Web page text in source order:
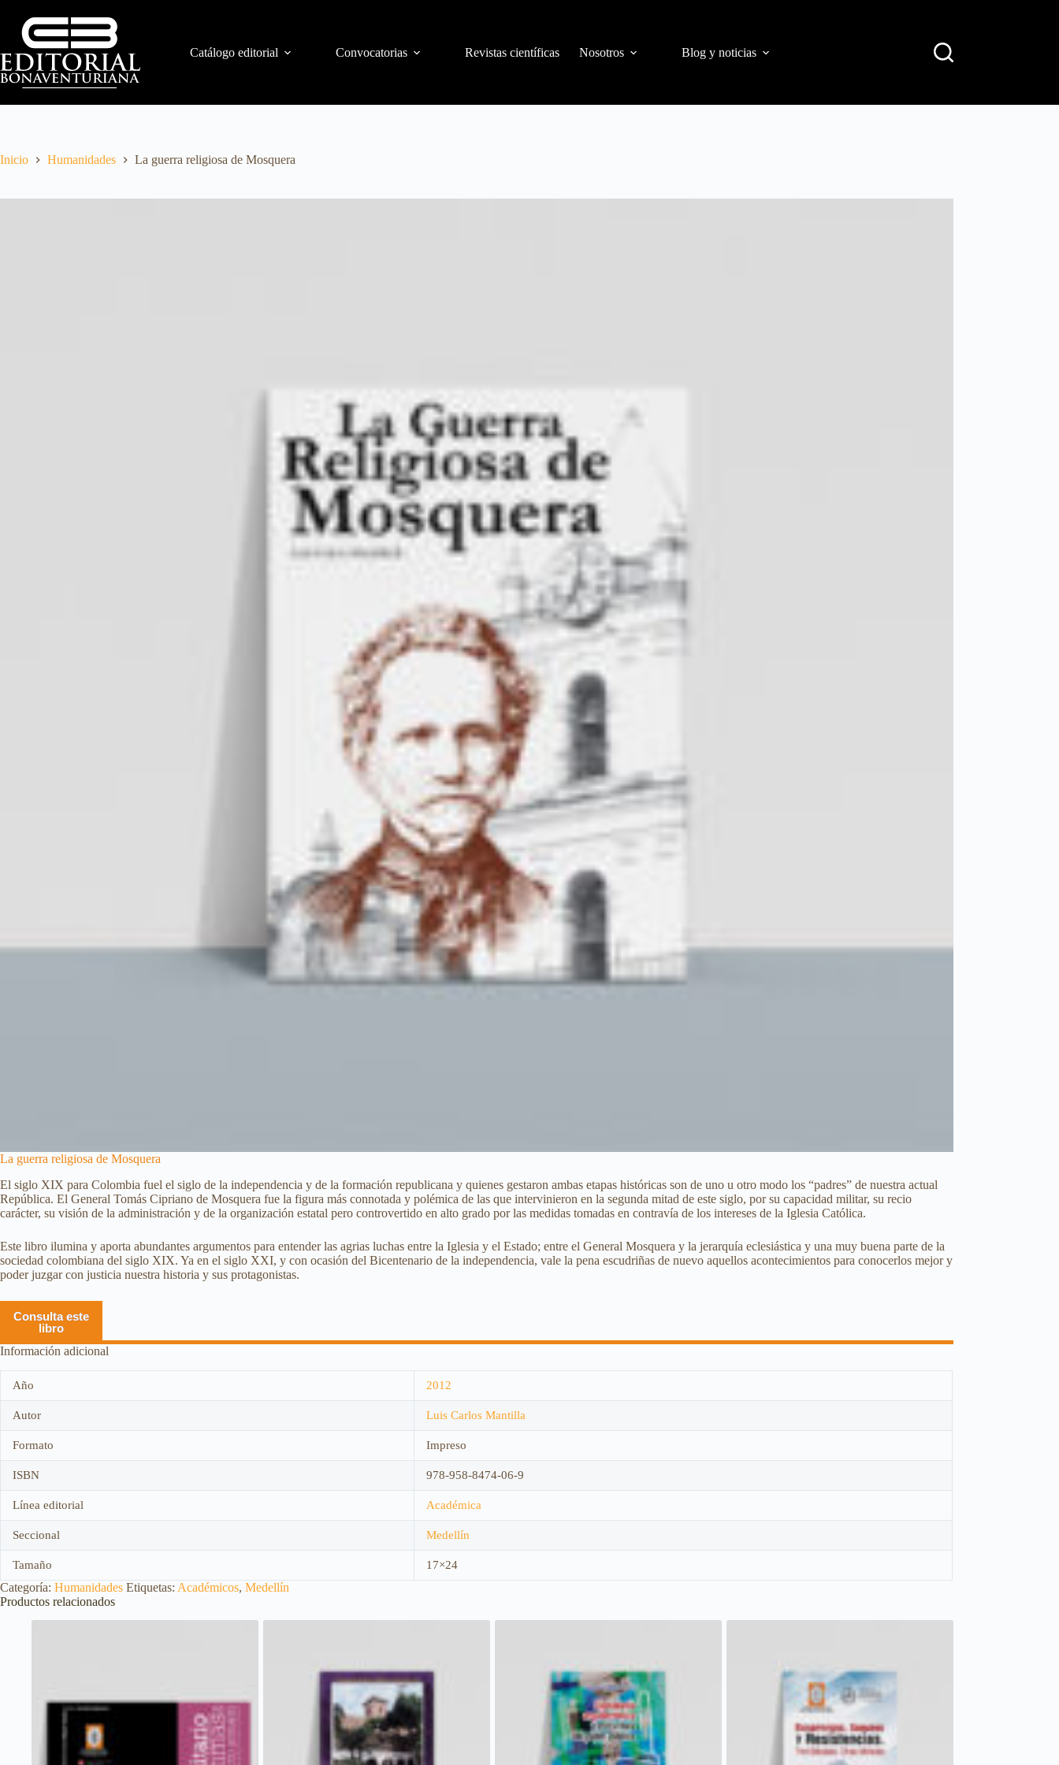
Catálogo editorial Convocatorias Revistas científicas Nosotros Blog y noticias
Inicio Humanidades La guerra religiosa de Mosquera
La guerra religiosa de Mosquera
El siglo XIX para Colombia fuel el siglo de la independencia y de la formación republicana y quienes gestaron ambas etapas históricas son de uno u otro modo los “padres” de nuestra actual
República. El General Tomás Cipriano de Mosquera fue la figura más connotada y polémica de las que intervinieron en la segunda mitad de este siglo, por su capacidad militar, su recio
carácter, su visión de la administración y de la organización estatal pero controvertido en alto grado por las medidas tomadas en contravía de los intereses de la Iglesia Católica.
Este libro ilumina y aporta abundantes argumentos para entender las agrias luchas entre la Iglesia y el Estado; entre el General Mosquera y la jerarquía eclesiástica y una muy buena parte de la
sociedad colombiana del siglo XIX. Ya en el siglo XXI, y con ocasión del Bicentenario de la independencia, vale la pena escudriñas de nuevo aquellos acontecimientos para conocerlos mejor y
poder juzgar con justicia nuestra historia y sus protagonistas.
Consulta este
libro
Información adicional
Año 2012
Autor Luis Carlos Mantilla
Formato Impreso
ISBN 978-958-8474-06-9
Línea editorial Académica
Seccional Medellín
Tamaño 17×24
Categoría: Humanidades Etiquetas: Académicos, Medellín
Productos relacionados